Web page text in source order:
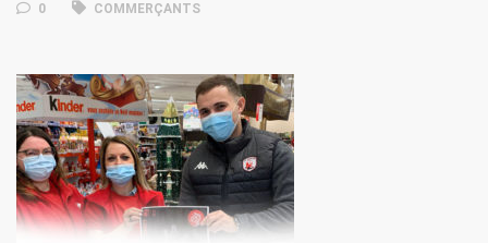
0 COMMERÇANTS